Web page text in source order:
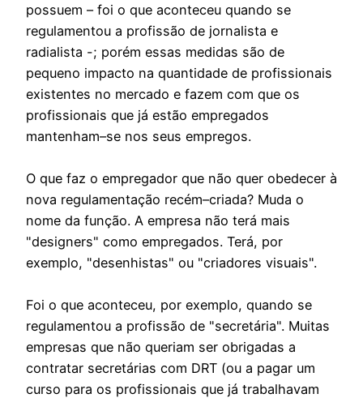
possuem – foi o que aconteceu quando se
regulamentou a profissão de jornalista e
radialista -; porém essas medidas são de
pequeno impacto na quantidade de profissionais
existentes no mercado e fazem com que os
profissionais que já estão empregados
mantenham–se nos seus empregos.
O que faz o empregador que não quer obedecer à
nova regulamentação recém–criada? Muda o
nome da função. A empresa não terá mais
"designers" como empregados. Terá, por
exemplo, "desenhistas" ou "criadores visuais".
Foi o que aconteceu, por exemplo, quando se
regulamentou a profissão de "secretária". Muitas
empresas que não queriam ser obrigadas a
contratar secretárias com DRT (ou a pagar um
curso para os profissionais que já trabalhavam